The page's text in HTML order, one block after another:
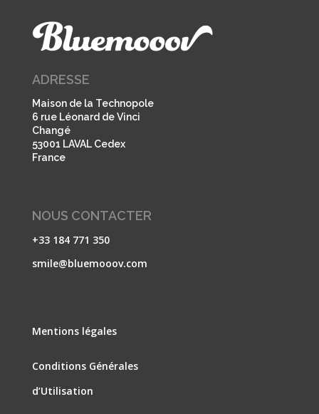
ADRESSE
Maison de la Technopole
6 rue Léonard de Vinci
Changé
53001 LAVAL Cedex
France
NOUS CONTACTER
+33 184 771 350
smile@bluemooov.com
Mentions légales
Conditions Générales
d’Utilisation